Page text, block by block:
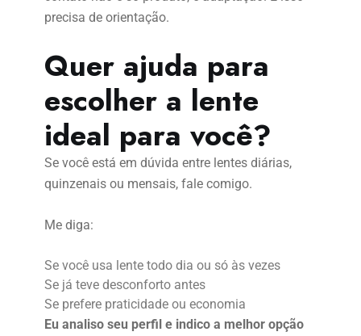
precisa de orientação.
Quer ajuda para
escolher a lente
ideal para você?
Se você está em dúvida entre lentes diárias,
quinzenais ou mensais, fale comigo.
Me diga:
Se você usa lente todo dia ou só às vezes
Se já teve desconforto antes
Se prefere praticidade ou economia
Eu analiso seu perfil e indico a melhor opção